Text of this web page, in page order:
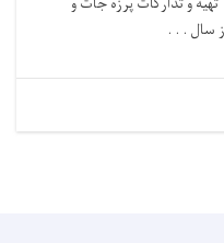
سال . . .